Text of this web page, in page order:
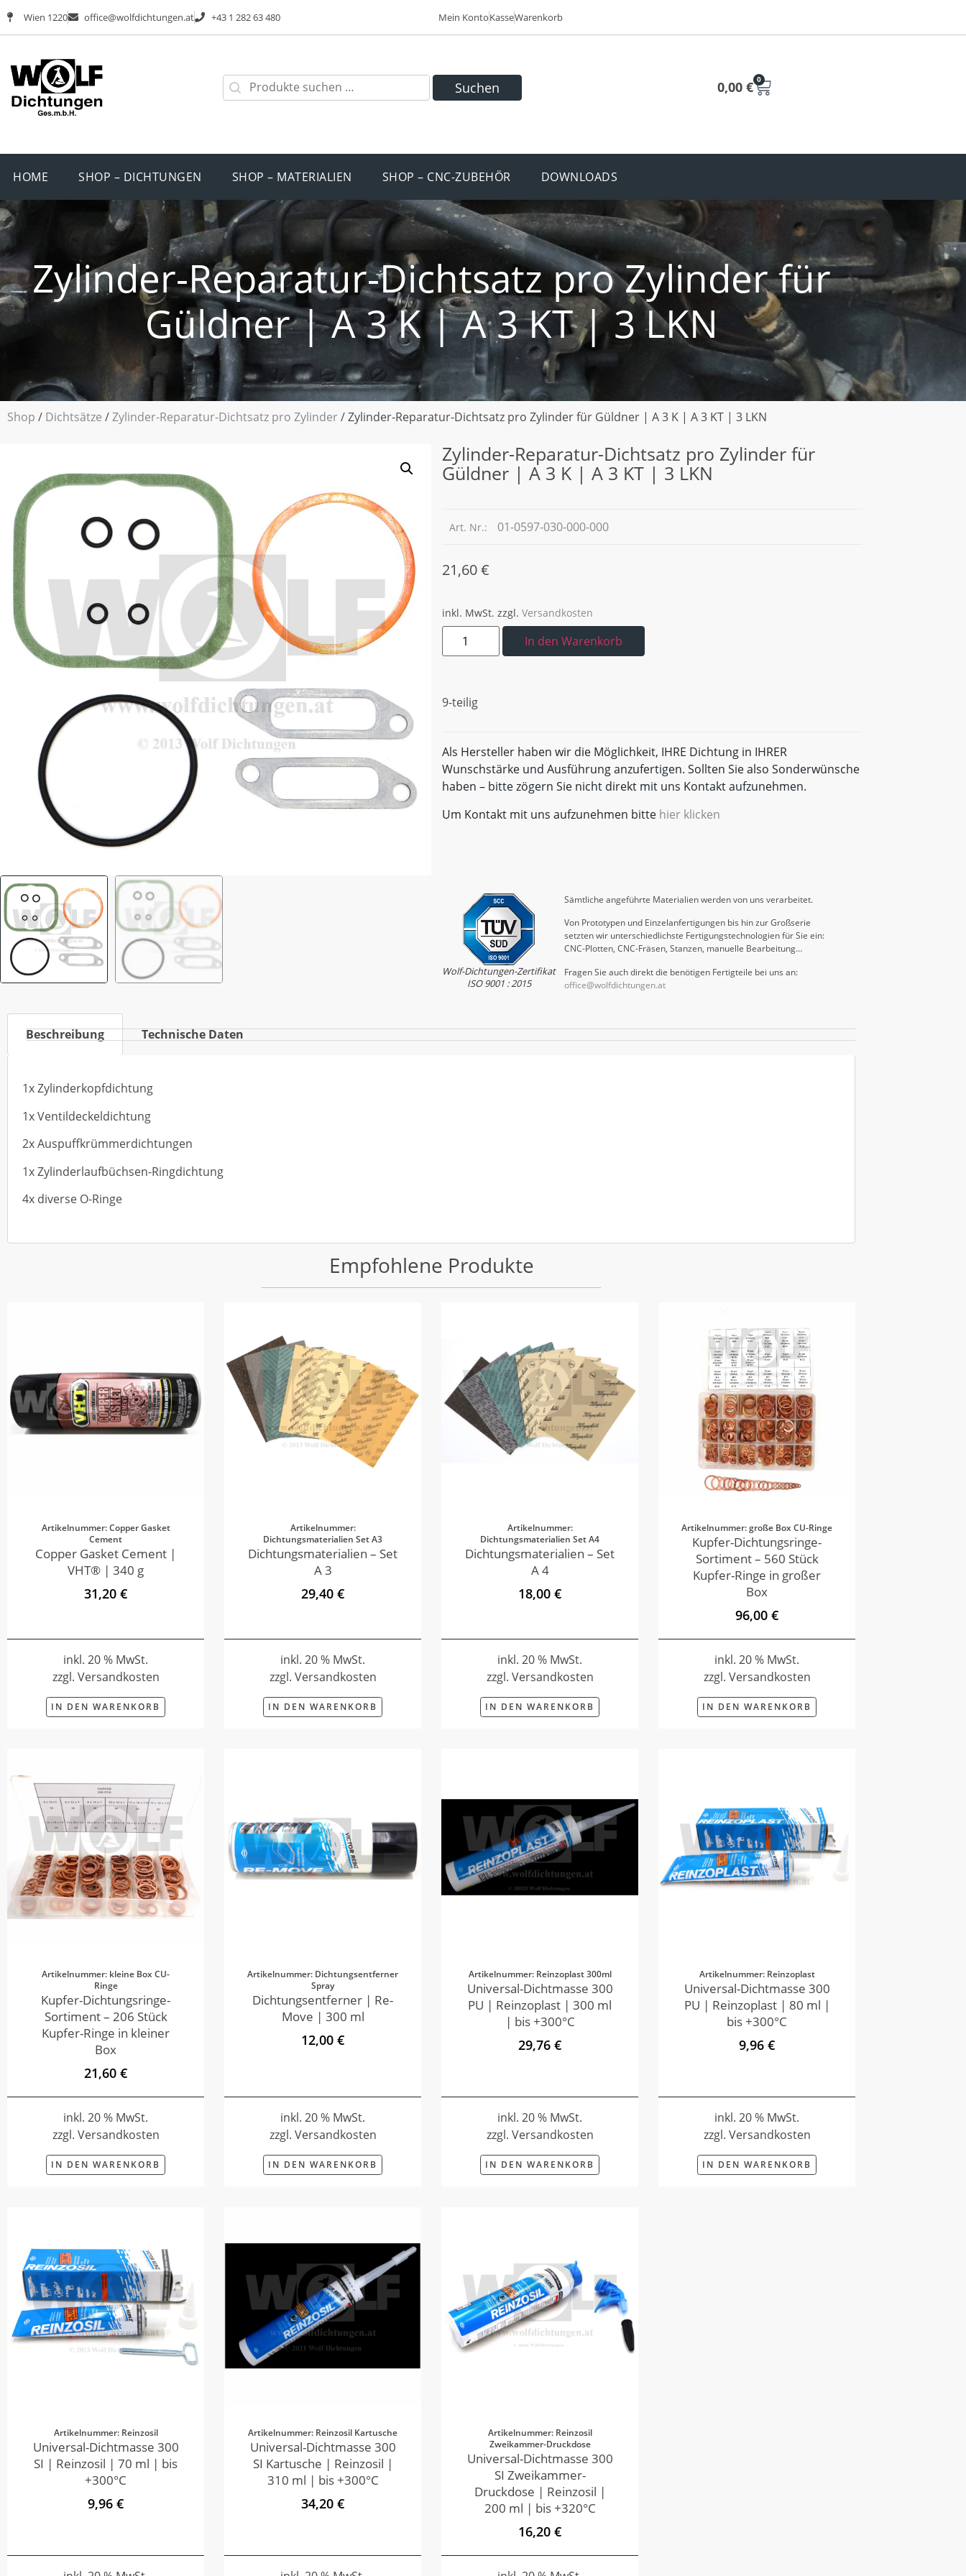
Wien 1220 office@wolfdichtungen.at +43 1 282 63 480 Mein KontoKasseWarenkorb
Suchen 0,00 € 0
HOME SHOP – DICHTUNGEN SHOP – MATERIALIEN SHOP – CNC-ZUBEHÖR DOWNLOADS
Zylinder-Reparatur-Dichtsatz pro Zylinder für
Güldner | A 3 K | A 3 KT | 3 LKN
Shop / Dichtsätze /Zylinder-Reparatur-Dichtsatz pro Zylinder/ Zylinder-Reparatur-Dichtsatz pro Zylinder für Güldner | A 3 K | A 3 KT | 3 LKN
Zylinder-Reparatur-Dichtsatz pro Zylinder für
Güldner | A 3 K | A 3 KT | 3 LKN
Art. Nr.: 01-0597-030-000-000
21,60€
inkl. MwSt. zzgl. Versandkosten
In den Warenkorb
9-teilig
Als Hersteller haben wir die Möglichkeit, IHRE Dichtung in IHRER
Wunschstärke und Ausführung anzufertigen. Sollten Sie also Sonderwünsche
haben – bitte zögern Sie nicht direkt mit uns Kontakt aufzunehmen.
Um Kontakt mit uns aufzunehmen bitte hier klicken
Wolf-Dichtungen-Zertifikat
ISO 9001 : 2015
Sämtliche angeführte Materialien werden von uns verarbeitet.
Von Prototypen und Einzelanfertigungen bis hin zur Großserie
setzten wir unterschiedlichste Fertigungstechnologien für Sie ein:
CNC-Plotten, CNC-Fräsen, Stanzen, manuelle Bearbeitung…
Fragen Sie auch direkt die benötigen Fertigteile bei uns an:
office@wolfdichtungen.at
Beschreibung Technische Daten
1x Zylinderkopfdichtung
1x Ventildeckeldichtung
2x Auspuffkrümmerdichtungen
1x Zylinderlaufbüchsen-Ringdichtung
4x diverse O-Ringe
Empfohlene Produkte
Artikelnummer: Copper Gasket
Cement
Copper Gasket Cement |
VHT® | 340 g
31,20 €
inkl. 20 % MwSt.
zzgl. Versandkosten
IN DEN WARENKORB
Artikelnummer:
Dichtungsmaterialien Set A3
Dichtungsmaterialien – Set
A 3
29,40 €
inkl. 20 % MwSt.
zzgl. Versandkosten
IN DEN WARENKORB
Artikelnummer:
Dichtungsmaterialien Set A4
Dichtungsmaterialien – Set
A 4
18,00 €
inkl. 20 % MwSt.
zzgl. Versandkosten
IN DEN WARENKORB
Artikelnummer: große Box CU-Ringe
Kupfer-Dichtungsringe-
Sortiment – 560 Stück
Kupfer-Ringe in großer
Box
96,00 €
inkl. 20 % MwSt.
zzgl. Versandkosten
IN DEN WARENKORB
Artikelnummer: kleine Box CU-
Ringe
Kupfer-Dichtungsringe-
Sortiment – 206 Stück
Kupfer-Ringe in kleiner
Box
21,60 €
inkl. 20 % MwSt.
zzgl. Versandkosten
IN DEN WARENKORB
Artikelnummer: Dichtungsentferner
Spray
Dichtungsentferner | Re-
Move | 300 ml
12,00 €
inkl. 20 % MwSt.
zzgl. Versandkosten
IN DEN WARENKORB
Artikelnummer: Reinzoplast 300ml
Universal-Dichtmasse 300
PU | Reinzoplast | 300 ml
| bis +300°C
29,76 €
inkl. 20 % MwSt.
zzgl. Versandkosten
IN DEN WARENKORB
Artikelnummer: Reinzoplast
Universal-Dichtmasse 300
PU | Reinzoplast | 80 ml |
bis +300°C
9,96 €
inkl. 20 % MwSt.
zzgl. Versandkosten
IN DEN WARENKORB
Artikelnummer: Reinzosil
Universal-Dichtmasse 300
SI | Reinzosil | 70 ml | bis
+300°C
9,96 €
Artikelnummer: Reinzosil Kartusche
Universal-Dichtmasse 300
SI Kartusche | Reinzosil |
310 ml | bis +300°C
34,20 €
Artikelnummer: Reinzosil
Zweikammer-Druckdose
Universal-Dichtmasse 300
SI Zweikammer-
Druckdose | Reinzosil |
200 ml | bis +320°C
16,20 €